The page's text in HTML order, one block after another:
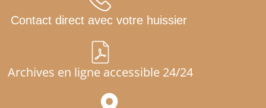
Contact direct avec votre huissier
Archives en ligne accessible 24/24